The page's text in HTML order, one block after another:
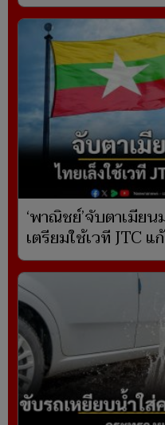
‘พาณิชย์’จับตาเมีย
เตรียมใช้เวที JTC แ